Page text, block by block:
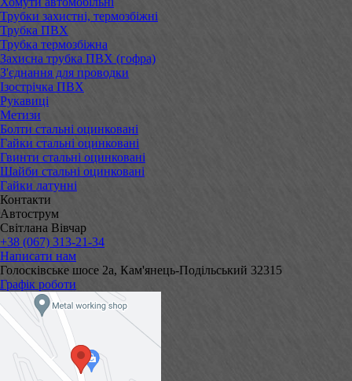
Трубки захистні, термозбіжні
Трубка ПВХ
Трубка термозбіжна
Захисна трубка ПВХ (гофра)
З'єднання для проводки
Ізострічка ПВХ
Рукавиці
Метизи
Болти стальні оцинковані
Гайки стальні оцинковані
Гвинти стальні оцинковані
Шайби стальні оцинковані
Гайки латунні
Контакти
Автострум
Світлана Вівчар
+38 (067) 313-21-34
Написати нам
Голосківське шосе 2а, Кам'янець-Подільський 32315
Графік роботи